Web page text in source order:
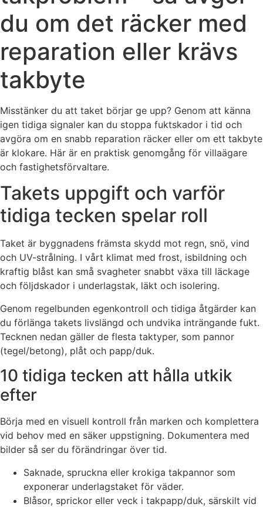
du om det räcker med
reparation eller krävs
takbyte
Misstänker du att taket börjar ge upp? Genom att känna
igen tidiga signaler kan du stoppa fuktskador i tid och
avgöra om en snabb reparation räcker eller om ett takbyte
är klokare. Här är en praktisk genomgång för villaägare
och fastighetsförvaltare.
Takets uppgift och varför
tidiga tecken spelar roll
Taket är byggnadens främsta skydd mot regn, snö, vind
och UV-strålning. I vårt klimat med frost, isbildning och
kraftig blåst kan små svagheter snabbt växa till läckage
och följdskador i underlagstak, läkt och isolering.
Genom regelbunden egenkontroll och tidiga åtgärder kan
du förlänga takets livslängd och undvika inträngande fukt.
Tecknen nedan gäller de flesta taktyper, som pannor
(tegel/betong), plåt och papp/duk.
10 tidiga tecken att hålla utkik
efter
Börja med en visuell kontroll från marken och komplettera
vid behov med en säker uppstigning. Dokumentera med
bilder så ser du förändringar över tid.
Saknade, spruckna eller krokiga takpannor som
exponerar underlagstaket för väder.
Blåsor, sprickor eller veck i takpapp/duk, särskilt vid